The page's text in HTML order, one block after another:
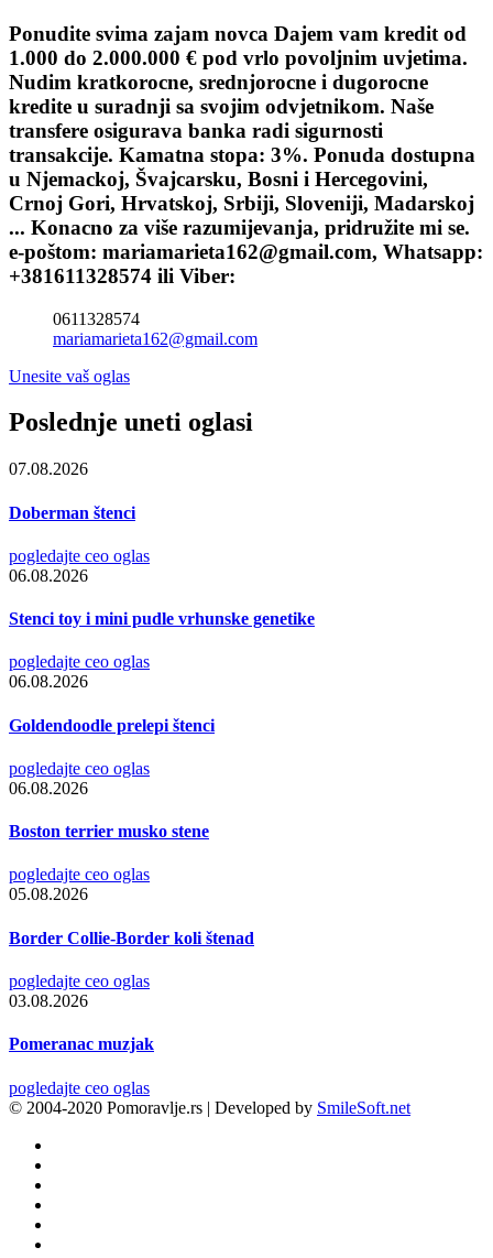
Ponudite svima zajam novca Dajem vam kredit od
1.000 do 2.000.000 € pod vrlo povoljnim uvjetima.
Nudim kratkorocne, srednjorocne i dugorocne
kredite u suradnji sa svojim odvjetnikom. Naše
transfere osigurava banka radi sigurnosti
transakcije. Kamatna stopa: 3%. Ponuda dostupna
u Njemackoj, Švajcarsku, Bosni i Hercegovini,
Crnoj Gori, Hrvatskoj, Srbiji, Sloveniji, Madarskoj
... Konacno za više razumijevanja, pridružite mi se.
e-poštom: mariamarieta162@gmail.com, Whatsapp:
+381611328574 ili Viber:
0611328574
mariamarieta162@gmail.com
Unesite vaš oglas
Poslednje uneti oglasi
07.08.2026
Doberman štenci
pogledajte ceo oglas
06.08.2026
Stenci toy i mini pudle vrhunske genetike
pogledajte ceo oglas
06.08.2026
Goldendoodle prelepi štenci
pogledajte ceo oglas
06.08.2026
Boston terrier musko stene
pogledajte ceo oglas
05.08.2026
Border Collie-Border koli štenad
pogledajte ceo oglas
03.08.2026
Pomeranac muzjak
pogledajte ceo oglas
© 2004-2020 Pomoravlje.rs | Developed by SmileSoft.net